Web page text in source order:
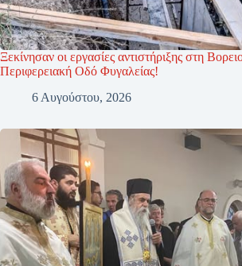
Ξεκίνησαν οι εργασίες αντιστήριξης στη
Περιφερειακή Οδό Φυγαλείας!
6 Αυγούστου, 2026